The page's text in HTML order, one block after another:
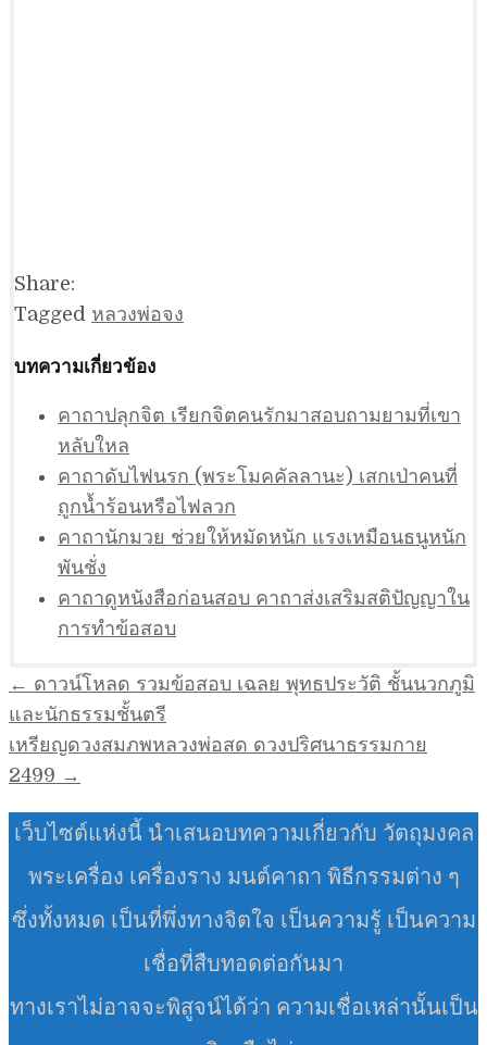
Share:
Tagged หลวงพ่อจง
บทความเกี่ยวข้อง
คาถาปลุกจิต เรียกจิตคนรักมาสอบถามยามที่เขา
หลับใหล
คาถาดับไฟนรก (พระโมคคัลลานะ) เสกเป่าคนที่
ถูกน้ำร้อนหรือไฟลวก
คาถานักมวย ช่วยให้หมัดหนัก แรงเหมือนธนูหนัก
พันชั่ง
คาถาดูหนังสือก่อนสอบ คาถาส่งเสริมสติปัญญาใน
การทำข้อสอบ
แนะแนว
เรื่อง
← ดาวน์โหลด รวมข้อสอบ เฉลย พุทธประวัติ ชั้นนวกภูมิ
และนักธรรมชั้นตรี
เหรียญดวงสมภพหลวงพ่อสด ดวงปริศนาธรรมกาย
2499 →
เว็บไซต์แห่งนี้ นำเสนอบทความเกี่ยวกับ วัตถุมงคล
พระเครื่อง เครื่องราง มนต์คาถา พิธีกรรมต่าง ๆ
ซึ่งทั้งหมด เป็นที่พึ่งทางจิตใจ เป็นความรู้ เป็นความ
เชื่อที่สืบทอดต่อกันมา
ทางเราไม่อาจจะพิสูจน์ได้ว่า ความเชื่อเหล่านั้นเป็น